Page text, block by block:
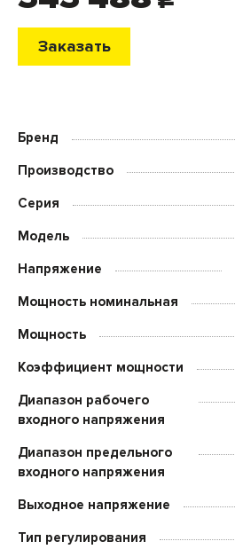
Заказать
Бренд
Производство
Серия
Модель
Напряжение
Мощность номинальная
Мощность
Коэффициент мощности
Диапазон рабочего
входного напряжения
Диапазон предельного
входного напряжения
Выходное напряжение
Тип регулирования